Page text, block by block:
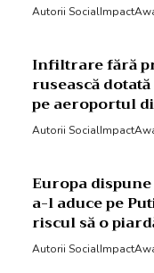
Autorii
Infiltrare fără
rusească
pe aeroportul
Autorii
Europa
a-l aduce pe
riscul să o
Autorii